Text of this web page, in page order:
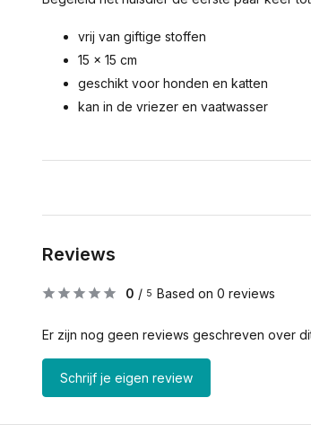
vrij van giftige stoffen
15 x 15 cm
geschikt voor honden en katten
kan in de vriezer en vaatwasser
Reviews
0 / 5 Based on 0 reviews
Er zijn nog geen reviews geschreven over
Schrijf je eigen review